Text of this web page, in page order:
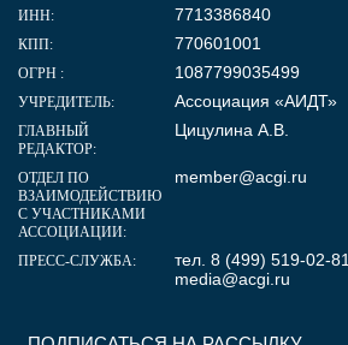
ИНН: 7713386840
КПП: 770601001
ОГРН : 1087799035499
УЧРЕДИТЕЛЬ: Ассоциация «АИДТ»
ГЛАВНЫЙ
РЕДАКТОР:
Цицулина А.В.
ОТДЕЛ ПО
ВЗАИМОДЕЙСТВИЮ
С УЧАСТНИКАМИ
АССОЦИАЦИИ:
member@acgi.ru
ПРЕСС-СЛУЖБА:
тел. 8 (499) 519-02-81
media@acgi.ru